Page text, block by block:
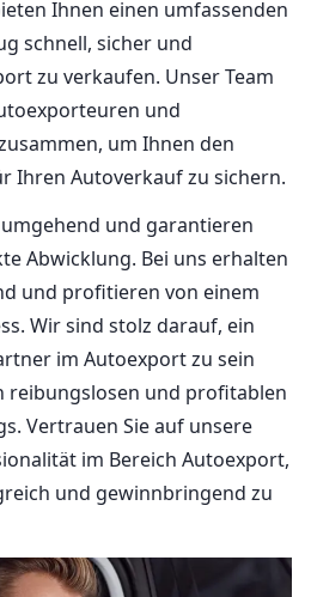
Ihnen einen umfassenden
schnell, sicher und
zu verkaufen. Unser Team
und
um Ihnen den
Ihren Autoverkauf zu sichern.
und garantieren
Abwicklung. Bei uns erhalten
und profitieren von einem
Wir sind stolz darauf, ein
im Autoexport zu sein
reibungslosen und profitablen
Vertrauen Sie auf unsere
im Bereich Autoexport,
und gewinnbringend zu